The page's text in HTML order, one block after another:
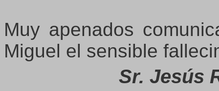
Muy apenados
Miguel el sensible
Sr. Jesús